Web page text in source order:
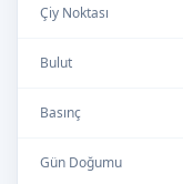
Çiy Noktası
Bulut
Basınç
Gün Doğumu